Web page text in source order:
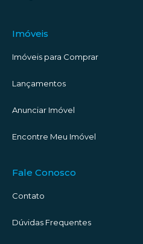
Imóveis
Imóveis para Comprar
Lançamentos
Anunciar Imóvel
Encontre Meu Imóvel
Fale Conosco
Contato
Dúvidas Frequentes